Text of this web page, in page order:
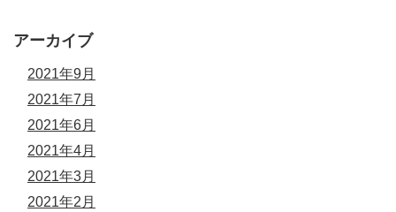
アーカイブ
2021年9月
2021年7月
2021年6月
2021年4月
2021年3月
2021年2月